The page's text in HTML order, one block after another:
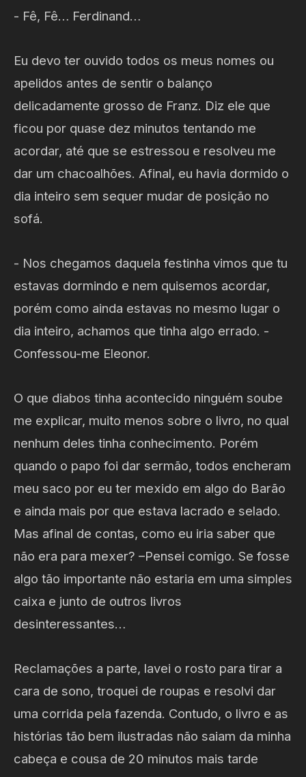
- Fê, Fê… Ferdinand…
Eu devo ter ouvido todos os meus nomes ou
apelidos antes de sentir o balanço
delicadamente grosso de Franz. Diz ele que
ficou por quase dez minutos tentando me
acordar, até que se estressou e resolveu me
dar um chacoalhões. Afinal, eu havia dormido o
dia inteiro sem sequer mudar de posição no
sofá.
- Nos chegamos daquela festinha vimos que tu
estavas dormindo e nem quisemos acordar,
porém como ainda estavas no mesmo lugar o
dia inteiro, achamos que tinha algo errado. -
Confessou-me Eleonor.
O que diabos tinha acontecido ninguém soube
me explicar, muito menos sobre o livro, no qual
nenhum deles tinha conhecimento. Porém
quando o papo foi dar sermão, todos encheram
meu saco por eu ter mexido em algo do Barão
e ainda mais por que estava lacrado e selado.
Mas afinal de contas, como eu iria saber que
não era para mexer? –Pensei comigo. Se fosse
algo tão importante não estaria em uma simples
caixa e junto de outros livros
desinteressantes…
Reclamações a parte, lavei o rosto para tirar a
cara de sono, troquei de roupas e resolvi dar
uma corrida pela fazenda. Contudo, o livro e as
histórias tão bem ilustradas não saiam da minha
cabeça e cousa de 20 minutos mais tarde